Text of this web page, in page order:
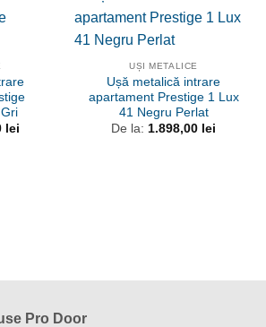
lei
UȘI METALICE
Ușă metalică intrare
apartament Prestige 1 Lux
41 Negru Perlat
De la: 1.898,00 lei
Pro Door